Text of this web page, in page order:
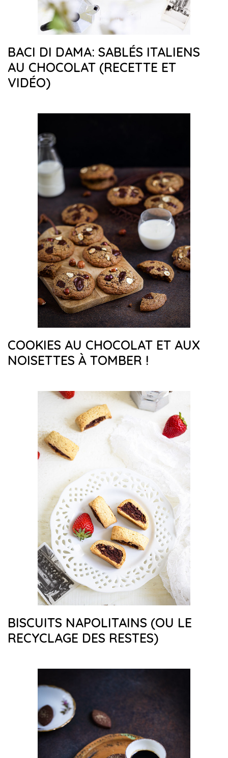
BACI DI DAMA: SABLÉS ITALIENS
AU CHOCOLAT (RECETTE ET
VIDÉO)
COOKIES AU CHOCOLAT ET AUX
NOISETTES À TOMBER !
BISCUITS NAPOLITAINS (OU LE
RECYCLAGE DES RESTES)